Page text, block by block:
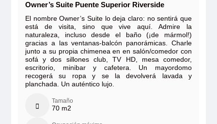
Owner’s Suite Puente Superior Riverside
El nombre Owner’s Suite lo deja claro: no sentirá que
está de visita, sino que vive aquí. Admire la
naturaleza, incluso desde el baño (¡de mármol!)
gracias a las ventanas-balcón panorámicas. Charle
junto a su propia chimenea en en salón/comedor con
sofá y dos sillones club, TV HD, mesa comedor,
escritorio, minibar y cafetera. Un mayordomo
recogerá su ropa y se la devolverá lavada y
planchada. Un auténtico lujo.
Tamaño
70 m2